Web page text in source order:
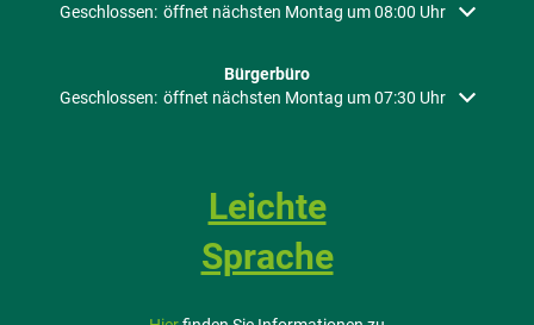
Klicken, um weitere Öffnungs- oder Schließzeiten auszublenden
Geschlossen: öffnet nächsten Montag um 08:00 Uhr
Bürgerbüro
Klicken, um weitere Öffnungs- oder Schließzeiten auszublenden
Geschlossen: öffnet nächsten Montag um 07:30 Uhr
Leichte
Sprache